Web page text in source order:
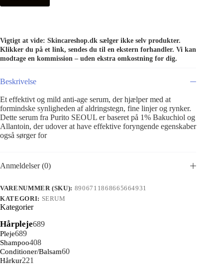
Vigtigt at vide: Skincareshop.dk sælger ikke selv produkter.
Klikker du på et link, sendes du til en ekstern forhandler. Vi kan
modtage en kommission – uden ekstra omkostning for dig.
Beskrivelse
Et effektivt og mild anti-age serum, der hjælper med at
formindske synligheden af aldringstegn, fine linjer og rynker.
Dette serum fra Purito SEOUL er baseret på 1% Bakuchiol og
Allantoin, der udover at have effektive foryngende egenskaber
også sørger for
Anmeldelser (0)
VARENUMMER (SKU): 8906711868665664931
KATEGORI: SERUM
Kategorier
Hårpleje689689
Pleje689689
varer
Shampoo408408
varer
Conditioner/Balsam6060
Hårkur221